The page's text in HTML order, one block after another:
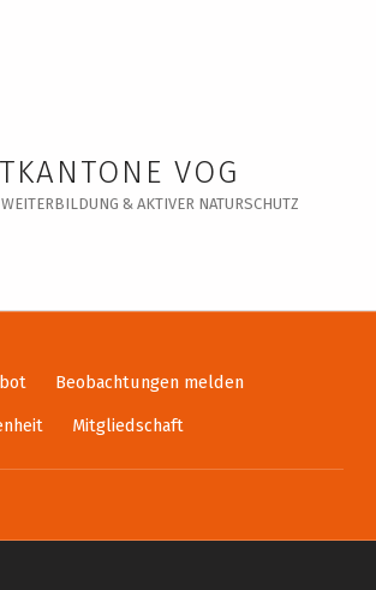
VOG
& AKTIVER NATURSCHUTZ
bei Facebook
Beobachtungen melden
Mitgliedschaft